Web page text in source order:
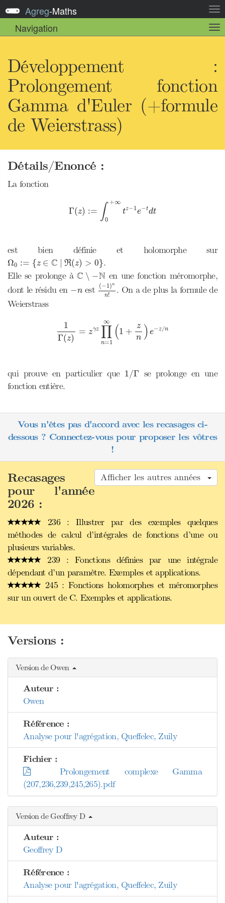
la
Agreg-Maths
Navigation
la
Développement :
Prolongement fonction
Gamma d'Euler (+formule
de Weierstrass)
Détails/Enoncé :
La fonction
Γ(z) := ∫ +∞
0
tz−1e−tdt
+∞tz
est bien définie et holomorphe sur
Ω0 := {z ∈ C R(z) > 0}
Ω := z ∈C | ℜ(z)> 0
.
Elle se prolonge àC ∖ −N
C ∖ N
en une fonction méromorphe,
dont le résidu en −n
−nest (−1 )n
n!
( −1)
. On a de plus la formule de
Weierstrass
1
Γ(z)
= zγz
∞
∏
n=1
(1 +
z
n ) e−z/n
Γ( ∏n=
qui prouve en particulier que 1/Γ
1 /Γ se prolonge en une
fonction entière.
Vous n'êtes pas d'accord avec les recasages ci-
dessous ? Connectez-vous pour proposer les vôtres
!
Afficher les autres années
Recasages
pour l'année
2026 :
236 : Illustrer par des exemples quelques
méthodes de calcul d’intégrales de fonctions d’une ou
plusieurs variables.
239 : Fonctions définies par une intégrale
dépendant d’un paramètre. Exemples et applications.
245 : Fonctions holomorphes et méromorphes
sur un ouvert de C. Exemples et applications.
Versions :
Version de Owen
Auteur :
Owen
Référence :
Analyse pour l'agrégation, Queffelec, Zuily
Fichier :
Prolongement complexe Gamma
(207,236,239,245,265).pdf
Version de Geoffrey D
Auteur :
Geoffrey D
Référence :
Analyse pour l'agrégation, Queffelec, Zuily